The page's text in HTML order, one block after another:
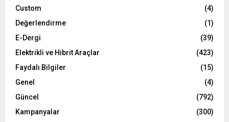
Custom
(4)
Değerlendirme
(1)
E-Dergi
(39)
Elektrikli ve Hibrit Araçlar
(423)
Faydalı Bilgiler
(15)
Genel
(4)
Güncel
(792)
Kampanyalar
(300)